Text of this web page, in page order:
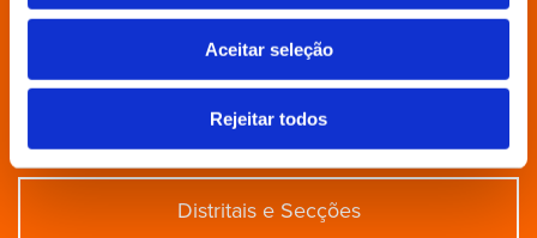
Aceitar seleção
Rejeitar todos
Contactos
Aderir
Distritais e Secções